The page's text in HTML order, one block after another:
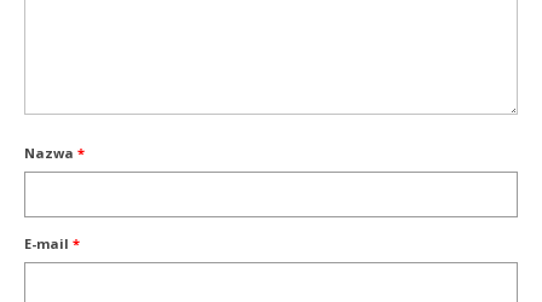
Nazwa *
E-mail *